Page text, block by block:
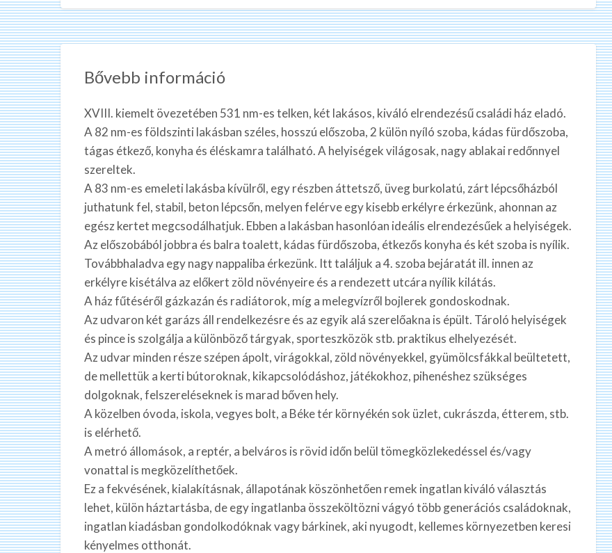
Bővebb információ
XVIII. kiemelt övezetében 531 nm-es telken, két lakásos, kiváló elrendezésű családi ház eladó.
A 82 nm-es földszinti lakásban széles, hosszú előszoba, 2 külön nyíló szoba, kádas fürdőszoba,
tágas étkező, konyha és éléskamra található. A helyiségek világosak, nagy ablakai redőnnyel
szereltek.
A 83 nm-es emeleti lakásba kívülről, egy részben áttetsző, üveg burkolatú, zárt lépcsőházból
juthatunk fel, stabil, beton lépcsőn, melyen felérve egy kisebb erkélyre érkezünk, ahonnan az
egész kertet megcsodálhatjuk. Ebben a lakásban hasonlóan ideális elrendezésűek a helyiségek.
Az előszobából jobbra és balra toalett, kádas fürdőszoba, étkezős konyha és két szoba is nyílik.
Továbbhaladva egy nagy nappaliba érkezünk. Itt találjuk a 4. szoba bejáratát ill. innen az
erkélyre kisétálva az előkert zöld növényeire és a rendezett utcára nyílik kilátás.
A ház fűtéséről gázkazán és radiátorok, míg a melegvízről bojlerek gondoskodnak.
Az udvaron két garázs áll rendelkezésre és az egyik alá szerelőakna is épült. Tároló helyiségek
és pince is szolgálja a különböző tárgyak, sporteszközök stb. praktikus elhelyezését.
Az udvar minden része szépen ápolt, virágokkal, zöld növényekkel, gyümölcsfákkal beültetett,
de mellettük a kerti bútoroknak, kikapcsolódáshoz, játékokhoz, pihenéshez szükséges
dolgoknak, felszereléseknek is marad bőven hely.
A közelben óvoda, iskola, vegyes bolt, a Béke tér környékén sok üzlet, cukrászda, étterem, stb.
is elérhető.
A metró állomások, a reptér, a belváros is rövid időn belül tömegközlekedéssel és/vagy
vonattal is megközelíthetőek.
Ez a fekvésének, kialakításnak, állapotának köszönhetően remek ingatlan kiváló választás
lehet, külön háztartásba, de egy ingatlanba összeköltözni vágyó több generációs családoknak,
ingatlan kiadásban gondolkodóknak vagy bárkinek, aki nyugodt, kellemes környezetben keresi
kényelmes otthonát.